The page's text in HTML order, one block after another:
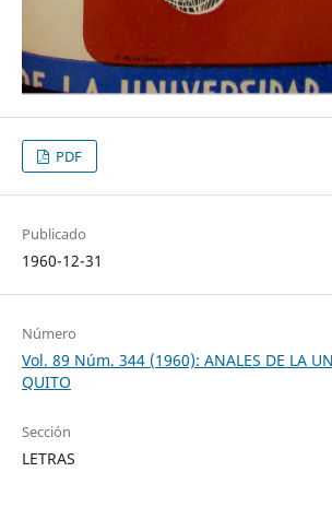
PDF
Publicado
1960-12-31
Número
Vol. 89 Núm. 344 (1960): ANALES DE LA
QUITO
Sección
LETRAS